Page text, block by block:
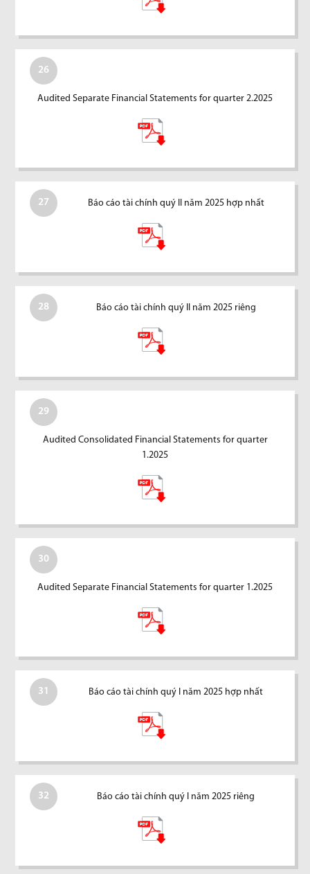
26
Audited Separate Financial Statements for quarter 2.2025
27 Báo cáo tài chính quý II năm 2025 hợp nhất
28 Báo cáo tài chính quý II năm 2025 riêng
29
Audited Consolidated Financial Statements for quarter
1.2025
30
Audited Separate Financial Statements for quarter 1.2025
31 Báo cáo tài chính quý I năm 2025 hợp nhất
32 Báo cáo tài chính quý I năm 2025 riêng